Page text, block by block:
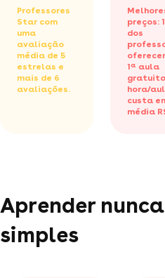
Professores
Star com
uma
avaliação
média de 5
estrelas e
mais de 6
avaliações.
preços:
dos
1ª aula
hora/
custa
média
Aprender
simples